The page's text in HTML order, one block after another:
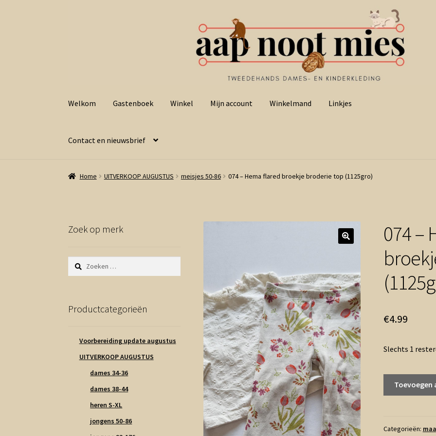
door
naar
Welkom Gastenboek Winkel Mijn account Winkelmand Linkjes
Contact en nieuwsbrief
Home UITVERKOOP AUGUSTUS meisjes 50-86 074 – Hema flared broekje broderie top (1125gro)
074 –
€4.99
Slechts 1
broekje
Toevoegen
Categorieën:
Zoek op merk
Zoeken
naar:
Productcategorieën
Voorbereiding update augustus
UITVERKOOP AUGUSTUS
dames 34-36
dames 38-44
heren S-XL
jongens 50-86